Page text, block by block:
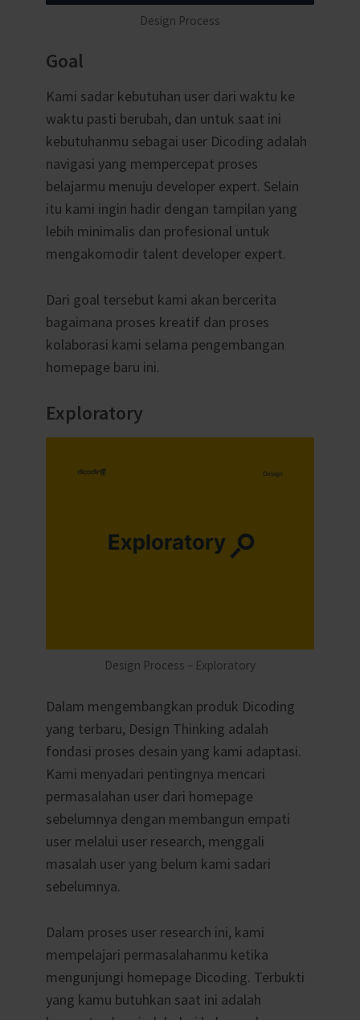
Design Process
Goal
Kami sadar kebutuhan user dari waktu ke
waktu pasti berubah, dan untuk saat ini
kebutuhanmu sebagai user Dicoding adalah
navigasi yang mempercepat proses
belajarmu menuju developer expert. Selain
itu kami ingin hadir dengan tampilan yang
lebih minimalis dan profesional untuk
mengakomodir talent developer expert.
Dari goal tersebut kami akan bercerita
bagaimana proses kreatif dan proses
kolaborasi kami selama pengembangan
homepage baru ini.
Exploratory
Design Process – Exploratory
Dalam mengembangkan produk Dicoding
yang terbaru, Design Thinking adalah
fondasi proses desain yang kami adaptasi.
Kami menyadari pentingnya mencari
permasalahan user dari homepage
sebelumnya dengan membangun empati
user melalui user research, menggali
masalah user yang belum kami sadari
sebelumnya.
Dalam proses user research ini, kami
mempelajari permasalahanmu ketika
mengunjungi homepage Dicoding. Terbukti
yang kamu butuhkan saat ini adalah